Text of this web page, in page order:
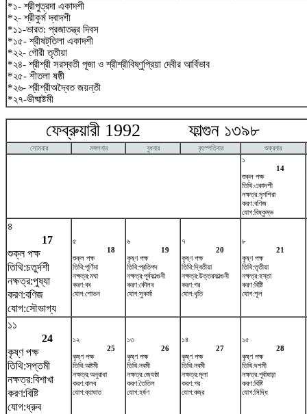
*১- শ্রীপুত্রদা একাদশী
*২- শ্রীকুর্ম দ্বাদশী
*১১-ভারত: প্রজাতন্ত্র দিবস
*১৫- শ্রীষট্‌তিলা একাদশী
*২২- গৌরী তৃতীয়া
*২৪- শ্রীশ্রী সরস্বতী পূজা ও শ্রীশ্রীবিষ্ণুপ্রিয়া দেবীর আর্বিভাব
*২৫- শীতলা ষষ্ঠী
*২৬- শ্রীশ্রীঅদ্বৈত জয়ন্তী
*২৭-ভীষ্মাষ্টমী
ফেব্রুয়ারী 1992 ফাল্গুন ১৩৯৮
সোমবার মঙ্গলবার বুধবার বৃহস্পতিবার
শুক্রবার
১
14
শুক্ল পক্ষ
তিথি:একাদশী
নক্ষত্র:মৃগশিরা
করণ:বণিজ
যোগ:বিষ্কুম্ভ
৪
17
শুক্ল পক্ষ
তিথি:চতুর্দশী
নক্ষত্র:পুষ্যা
করণ:বণিজ
যোগ:সৌভাগ্য
৫
18
শুক্ল পক্ষ
তিথি:পূর্ণিমা
নক্ষত্র:মঘা
করণ:বব
যোগ:শোভন
৬
19
কৃষ্ণ পক্ষ
তিথি:প্রতিপদ
নক্ষত্র:পূর্বফাল্গুনী
করণ:কৌলব
যোগ:সুকর্মা
৭
20
কৃষ্ণ পক্ষ
তিথি:দ্বিতীয়া
নক্ষত্র:উত্তরফাল্গুনী
করণ:গর
যোগ:ধৃতি
৮
21
কৃষ্ণ পক্ষ
তিথি:তৃতীয়া
নক্ষত্র:হস্তা
করণ:বিষ্টি
যোগ:শূল
১১
24
কৃষ্ণ পক্ষ
তিথি:সপ্তমী
নক্ষত্র:বিশাখা
করণ:বিষ্টি
যোগ:ধ্রুব
১২
25
কৃষ্ণ পক্ষ
তিথি:অষ্টমী
নক্ষত্র:অনুরাধা
করণ:বালব
যোগ:ব্যাঘাত
১৩
26
কৃষ্ণ পক্ষ
তিথি:নবমী
নক্ষত্র:জ্যেষ্ঠা
করণ:তৈতিল
যোগ:হর্ষণ
১৪
27
কৃষ্ণ পক্ষ
তিথি:নবমী
নক্ষত্র:মূলা
করণ:গর
যোগ:বজ্র
১৫
28
কৃষ্ণ পক্ষ
তিথি:দশমী
নক্ষত্র:পূর্বাষাঢ়া
করণ:বিষ্টি
যোগ:সিদ্ধি